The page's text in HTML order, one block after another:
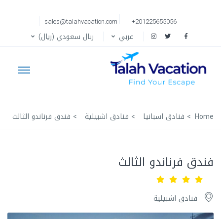
+201225655056
sales@talahvacation.com
عربي ربال سعودي (ريال)
Home فنادق اسبانيا فنادق اشبيلية فندق فرناندو الثالث
فندق فرناندو الثالث
فنادق اشبيلية